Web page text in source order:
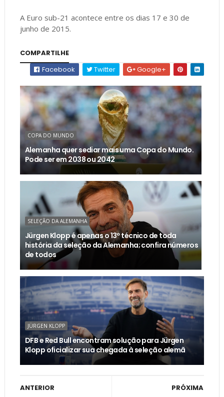
A Euro sub-21 acontece entre os dias 17 e 30 de
junho de 2015.
COMPARTILHE
Facebook
Twitter Google+
COPA DO MUNDO
Alemanha quer sediar mais uma Copa do Mundo.
Pode ser em 2038 ou 2042
SELEÇÃO DA ALEMANHA
Jürgen Klopp é apenas o 13º técnico de toda
história da seleção da Alemanha; confira números
de todos
JÜRGEN KLOPP
DFB e Red Bull encontram solução para Jürgen
Klopp oficializar sua chegada à seleção alemã
PRÓXIMA
ANTERIOR